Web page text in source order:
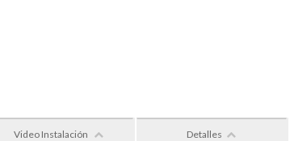
Video Instalación Detalles